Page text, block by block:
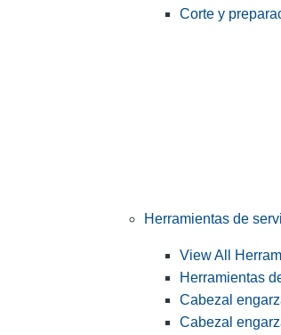
Corte y
Herramientas de
View All
Herramientas
Cabezal
Cabezal